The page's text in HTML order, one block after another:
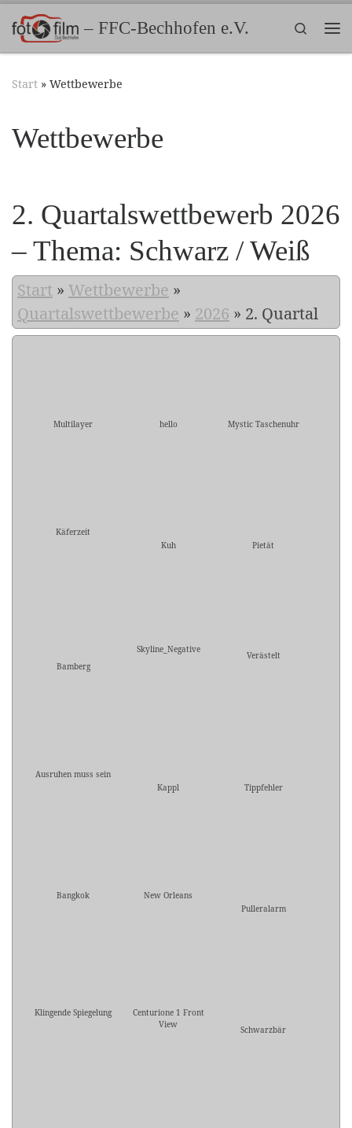
Zum Inhalt springen– FFC-Bechhofen e.V.
Search
Start » Wettbewerbe
Wettbewerbe
2. Quartalswettbewerb 2026
– Thema: Schwarz / Weiß
Start » Wettbewerbe »
Quartalswettbewerbe » 2026 » 2. Quartal
Multilayer hello Mystic Taschenuhr
Käferzeit
Kuh
Pietät
Bamberg
Skyline_Negative
Verästelt
Ausruhen muss sein
Kappl
Tippfehler
Bangkok
New Orleans
Pulleralarm
Klingende Spiegelung
Centurione 1 Front
View
Schwarzbär